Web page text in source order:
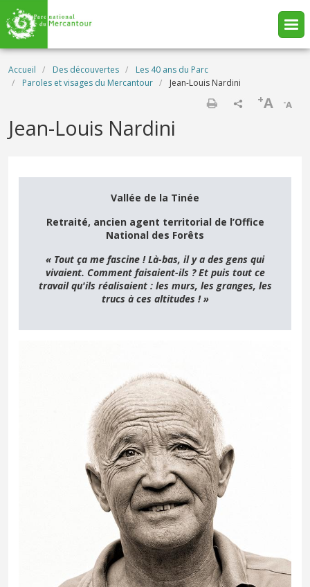
Aller au contenu principal
Fil d'Ariane
Accueil Des découvertes
Les 40 ans du Parc
Paroles et visages du Mercantour
Jean-Louis Nardini
-A
+A
Jean-Louis Nardini
Vallée de la Tinée
Retraité, ancien agent territorial de l’Office
National des Forêts
« Tout ça me fascine ! Là-bas, il y a des gens qui
vivaient. Comment faisaient-ils ? Et puis tout ce
travail qu'ils réalisaient : les murs, les granges, les
trucs à ces altitudes ! »